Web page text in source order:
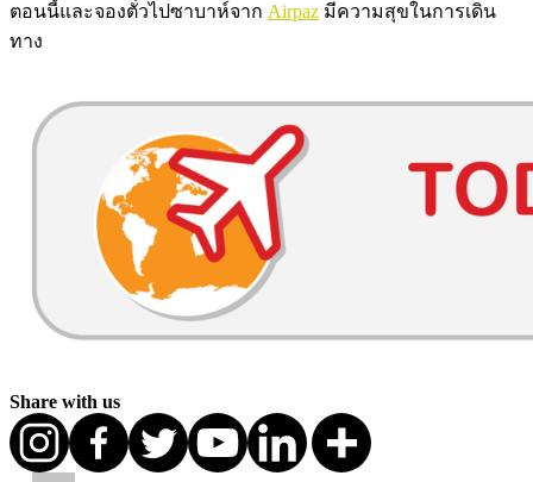
ตอนนี้และจองตั๋วไปซาบาห์จาก Airpaz มีความสุขในการเดิน
ทาง
Share with us